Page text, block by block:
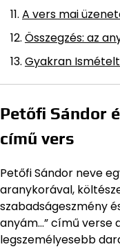
A vers mai
Összegzés: az
Gyakran
Petőfi Sándor
című vers
Petőfi Sándor neve
aranykorával,
szabadságeszmény
anyám…” című verse
legszemélyesebb